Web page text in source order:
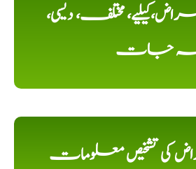
مختلف، دیسی،
جات
کی تشخیص معلومات